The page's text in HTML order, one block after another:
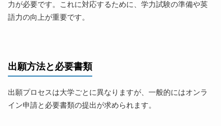
力が必要です。これに対応するために、学力試験の準備や英
語力の向上が重要です。
出願方法と必要書類
出願プロセスは大学ごとに異なりますが、一般的にはオンラ
イン申請と必要書類の提出が求められます。